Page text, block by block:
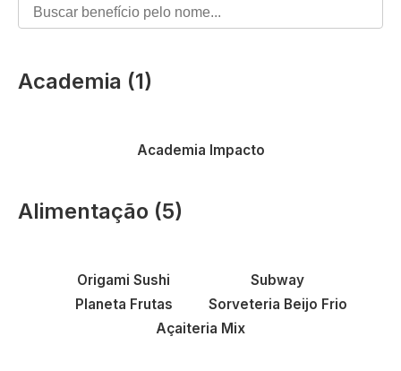
Academia (1)
Academia Impacto
Alimentação (5)
Origami Sushi Subway
alimetação
Planeta Frutas
alimentação
Sorveteria Beijo Frio
Vantagens em
alimentação
Açaiteria Mix